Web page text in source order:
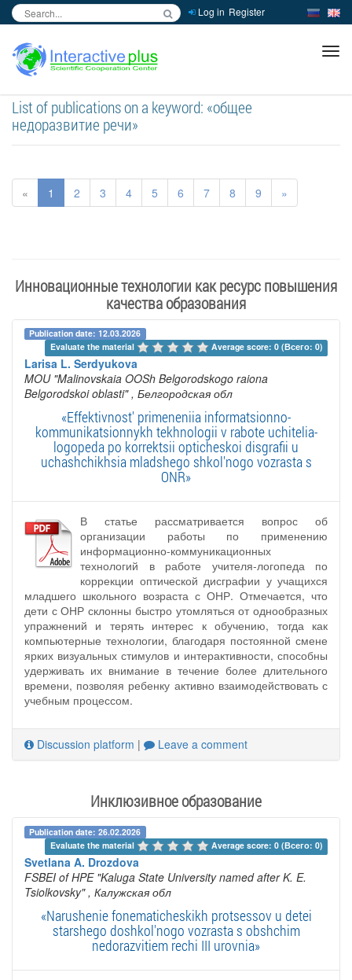
Log in Register
List of publications on a keyword: «общее
недоразвитие речи»
« 1 2 3 4 5 6 7 8 9 »
Инновационные технологии как ресурс повышения
качества образования
Publication date: 12.03.2026
Evaluate the material
Average score: 0 (Всего: 0)
Larisa L. Serdyukova
MOU "Malinovskaia OOSh Belgorodskogo raiona
Belgorodskoi oblasti" , Белгородская обл
«Effektivnost' primeneniia informatsionno-
kommunikatsionnykh tekhnologii v rabote uchitelia-
logopeda po korrektsii opticheskoi disgrafii u
uchashchikhsia mladshego shkol'nogo vozrasta s
ONR»
В статье рассматривается вопрос об
организации работы по применению
информационно-коммуникационных
технологий в работе учителя-логопеда по
коррекции оптической дисграфии у учащихся
младшего школьного возраста с ОНР. Отмечается, что
дети с ОНР склонны быстро утомляться от однообразных
упражнений и терять интерес к обучению, тогда как
компьютерные технологии, благодаря постоянной смене
ярких визуальных стимулов и интерактивности, способны
удерживать их внимание в течение более длительного
времени, позволяя ребенку активно взаимодействовать с
учебным процессом.
Discussion platform | Leave a comment
Инклюзивное образование
Publication date: 26.02.2026
Evaluate the material
Average score: 0 (Всего: 0)
Svetlana A. Drozdova
FSBEI of HPE "Kaluga State University named after K. E.
Tsiolkovsky" , Калужская обл
«Narushenie fonematicheskikh protsessov u detei
starshego doshkol'nogo vozrasta s obshchim
nedorazvitiem rechi III urovnia»